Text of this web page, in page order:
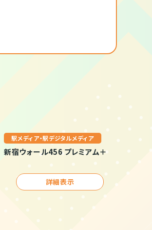
駅メディア・駅デジタルメディア
新宿ウォール456 プレミアム＋
詳細表示